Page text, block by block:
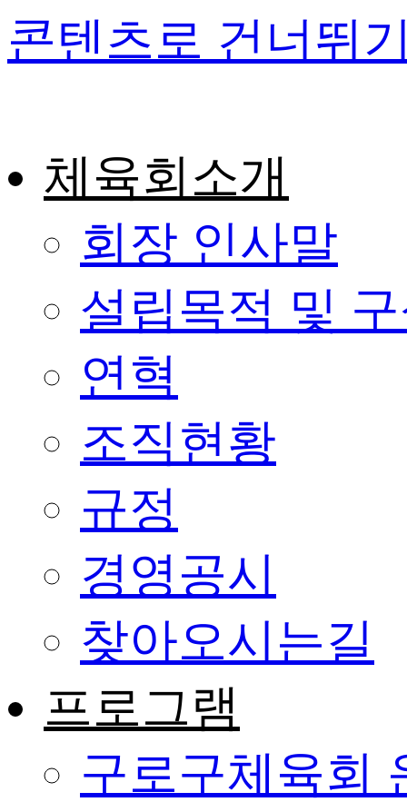
콘텐츠로 건너뛰
체육회소개
회장 인사말
설립목적 및
연혁
조직현황
규정
경영공시
찾아오시는길
프로그램
구로구체육회